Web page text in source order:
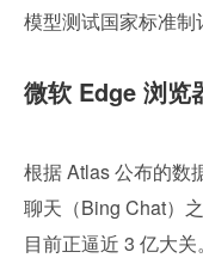
模型测试国家标准制
微软 Edge 浏览
根据 Atlas 公布的数
聊天（Bing Chat）
目前正逼近 3 亿大关。